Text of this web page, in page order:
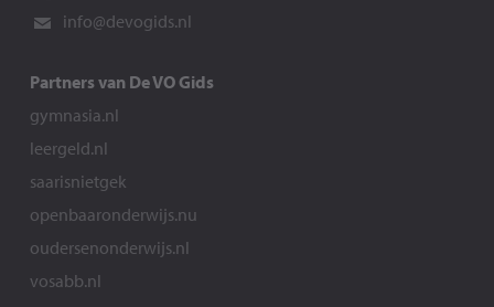
info@devogids.nl
Partners van De VO Gids
gymnasia.nl
leergeld.nl
saarisnietgek
openbaaronderwijs.nu
oudersenonderwijs.nl
vosabb.nl